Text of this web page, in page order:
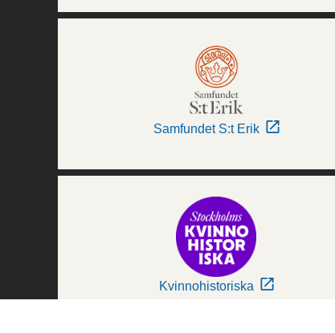
Samfundet S:t Erik
Kvinnohistoriska